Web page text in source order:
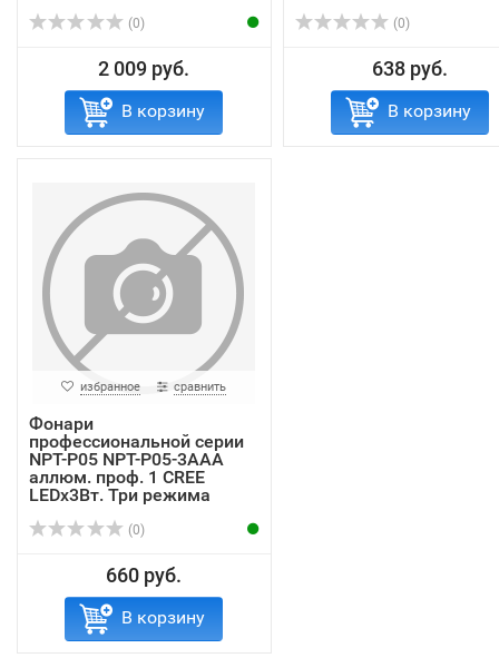
(0)
2 009 руб.
В корзину
(0)
638 руб.
В корзину
избранное сравнить
Фонари
профессиональной серии
NPT-P05 NPT-P05-3AAA
аллюм. проф. 1 CREE
LEDx3Вт. Три режима
(0)
660 руб.
В корзину